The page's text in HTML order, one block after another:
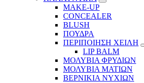
MAKE-UP
CONCEALER
BLUSH
ΠΟΥΔΡΑ
ΠΕΡΙΠΟΙΗΣΗ ΧΕΙΛΗ
LIP BALM
ΜΟΛΥΒΙΑ ΦΡΥΔΙΩΝ
ΜΟΛΥΒΙΑ ΜΑΤΙΩΝ
ΒΕΡΝΙΚΙΑ ΝΥΧΙΩΝ